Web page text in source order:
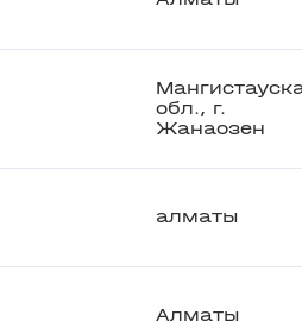
обл., г.
Жанаозен
алматы
Алматы